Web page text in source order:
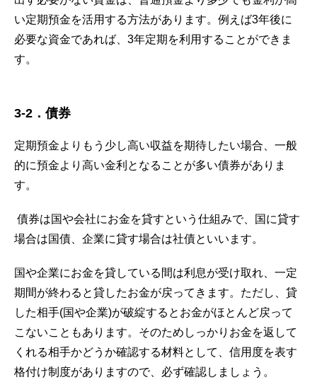
い定期預金を活用する方法があります。例えば3年後に
必要な資金であれば、3年定期を利用することができま
す。
3-2 ． 債券
定期預金よりもう少し高い収益を期待したい場合、一般
的に預金より高い金利となることが多い債券がありま
す。
債券は国や会社にお金を貸すという仕組みで、国に貸す
場合は国債、企業に貸す場合は社債といいます。
国や企業にお金を貸している間は利息が受け取れ、一定
期間が終わると貸したお金が戻ってきます。ただし、貸
した相手(国や企業)が破綻するとお金がほとんど戻って
こないこともあります。そのためしっかりお金を返して
くれる相手かどうか確認する材料として、信用度を表す
格付け制度がありますので、必ず確認しましょう。